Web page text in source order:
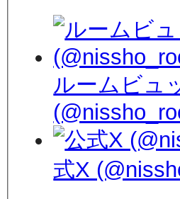
ルームビュ
式X